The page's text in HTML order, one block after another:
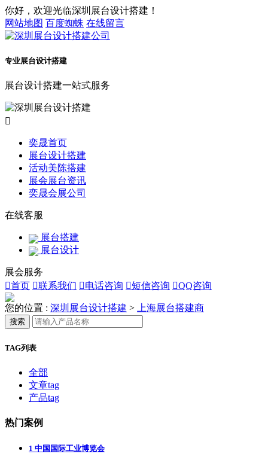
你好，欢迎光临深圳展台设计搭建！
网站地图 百度蜘蛛 在线留言
专业展台设计搭建
展台设计搭建一站式服务

奕晟首页
展台设计搭建
活动美陈搭建
展会展台资讯
奕晟会展公司
在线客服
展台搭建
展台设计
展会服务
首页 联系我们 电话咨询 短信咨询 QQ咨询
您的位置 : 深圳展台设计搭建 > 上海展台搭建商
搜索
TAG列表
全部
文章tag
产品tag
热门案例
1 中国国际工业博览会